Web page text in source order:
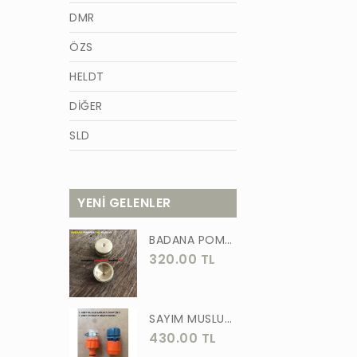
DMR
ÖZS
HELDT
DİĞER
SLD
TİĞON
WACKER
GÜNER
ÖRS
FORGED
YENİ GELENLER
BADANA POMPA UCU PİRİNÇ BADANA POMPASI YAYLI BAŞLIK UÇ 1 ADET
320.00 TL
SAYIM MUSLUK BAĞLANTI ADAPTÖRÜ VE OTOMATİK 2 Lİ SET ADAPTÖR
430.00 TL